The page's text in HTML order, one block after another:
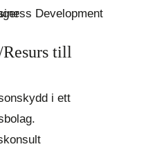
Resurs till
i ett